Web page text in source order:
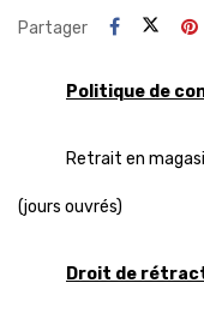
Partager
Politique de
Retrait en
(jours ouvrés)
Droit de